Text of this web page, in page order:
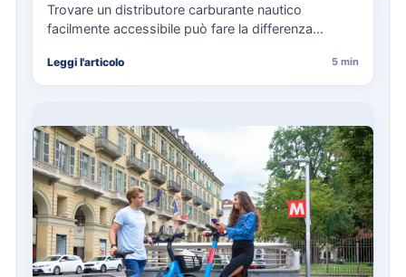
Trovare un distributore carburante nautico
facilmente accessibile può fare la differenza
soprattutto…
Leggi l'articolo 5 min